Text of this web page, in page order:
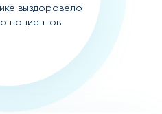
выздоровело
пациентов